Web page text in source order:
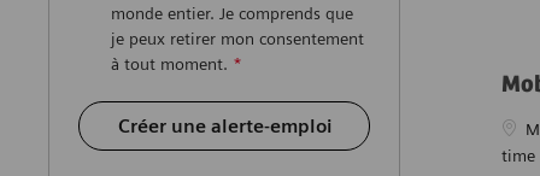
monde entier. Je comprends que
je peux retirer mon consentement
à tout moment. *
Créer une alerte-emploi
time